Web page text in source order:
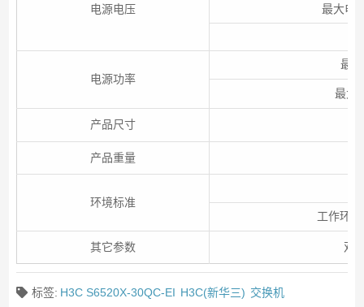
电源电压 最大电
电源功率
最
最大
产品尺寸
产品重量
环境标准
工作环
其它参数 双
标签: H3C S6520X-30QC-EI H3C(新华三) 交换机